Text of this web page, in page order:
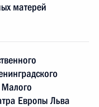
матерей
Малого
Европы Льва